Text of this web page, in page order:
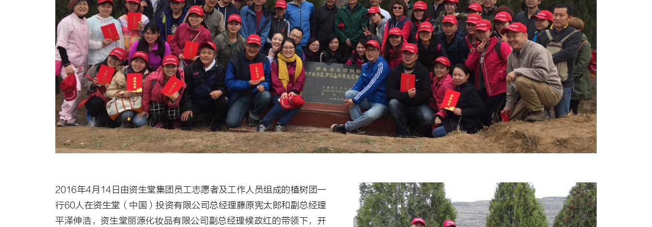
2016年4月14日由资生堂集团员工志愿者及工作人员组成的植树团一
行60人在资生堂（中国）投资有限公司总经理藤原宪太郎和副总经理
平泽伸浩，资生堂丽源化妆品有限公司副总经理候政红的带领下，开